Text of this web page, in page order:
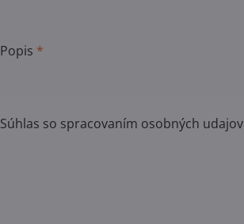
Popis *
Súhlas so spracovaním osobných udajov